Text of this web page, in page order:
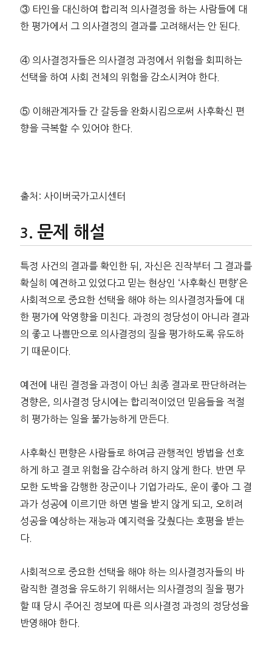
③ 타인을 대신하여 합리적 의사결정을 하는 사람들에 대
한 평가에서 그 의사결정의 결과를 고려해서는 안 된다.
④ 의사결정자들은 의사결정 과정에서 위험을 회피하는
선택을 하여 사회 전체의 위험을 감소시켜야 한다.
⑤ 이해관계자들 간 갈등을 완화시킴으로써 사후확신 편
향을 극복할 수 있어야 한다.
출처: 사이버국가고시센터
문제 해설
특정 사건의 결과를 확인한 뒤, 자신은 진작부터 그 결과를
확실히 예견하고 있었다고 믿는 현상인 ‘사후확신 편향’은
사회적으로 중요한 선택을 해야 하는 의사결정자들에 대
한 평가에 악영향을 미친다. 과정의 정당성이 아니라 결과
의 좋고 나쁨만으로 의사결정의 질을 평가하도록 유도하
기 때문이다.
예전에 내린 결정을 과정이 아닌 최종 결과로 판단하려는
경향은, 의사결정 당시에는 합리적이었던 믿음들을 적절
히 평가하는 일을 불가능하게 만든다.
사후확신 편향은 사람들로 하여금 관행적인 방법을 선호
하게 하고 결코 위험을 감수하려 하지 않게 한다. 반면 무
모한 도박을 감행한 장군이나 기업가라도, 운이 좋아 그 결
과가 성공에 이르기만 하면 벌을 받지 않게 되고, 오히려
성공을 예상하는 재능과 예지력을 갖췄다는 호평을 받는
다.
사회적으로 중요한 선택을 해야 하는 의사결정자들의 바
람직한 결정을 유도하기 위해서는 의사결정의 질을 평가
할 때 당시 주어진 정보에 따른 의사결정 과정의 정당성을
반영해야 한다.